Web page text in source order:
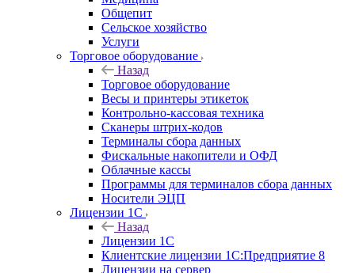
Общепит
Сельское хозяйство
Услуги
Торговое оборудование
Назад
Торговое оборудование
Весы и принтеры этикеток
Контрольно-кассовая техника
Сканеры штрих-кодов
Терминалы сбора данных
Фискальные накопители и ОФД
Облачные кассы
Программы для терминалов сбора данных
Носители ЭЦП
Лицензии 1С
Назад
Лицензии 1С
Клиентские лицензии 1С:Предприятие 8
Лицензии на сервер